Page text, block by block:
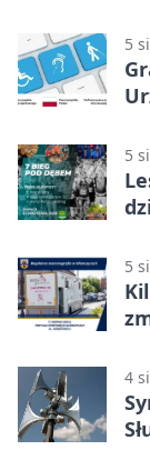
5
5
5
4